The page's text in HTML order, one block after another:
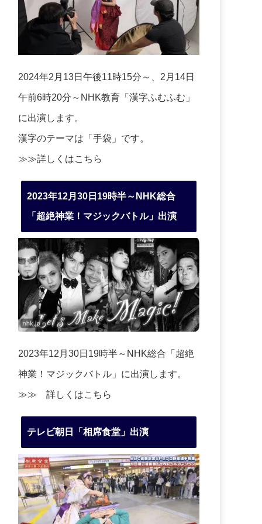
2024年2月13日午後11時15分～、2月14日
午前6時20分～NHK教育「漢字ふむふむ」
に出演します。
漢字のテーマは「手袋」です。
≫≫詳しくはこちら
2023年12月30日19時半～NHK総合
「超絶神業！マジックバトル」出演
2023年12月30日19時半～NHK総合「超絶
神業！マジックバトル」に出演します。
≫≫ 詳しくはこちら
テレビ朝日「相席食堂」出演